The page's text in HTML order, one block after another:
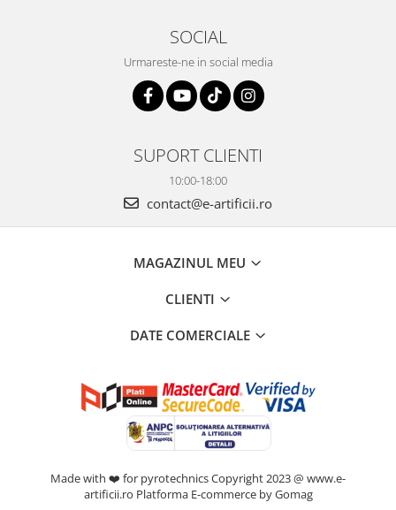
SOCIAL
Urmareste-ne in social media
SUPORT CLIENTI
10:00-18:00
contact@e-artificii.ro
MAGAZINUL MEU
CLIENTI
DATE COMERCIALE
Made with ❤️ for pyrotechnics Copyright 2023 @ www.e-
artificii.ro Platforma E-commerce by Gomag